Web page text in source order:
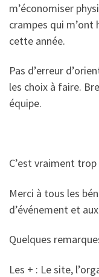
m’économiser
crampes qui m’ont
cette année.
Pas d’erreur
les choix à faire.
équipe.
C’est vraiment
Merci à tous les
d’événement et
Quelques
Les + : Le site,